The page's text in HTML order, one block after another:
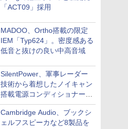
「ACT09」採用
MADOO、Ortho搭載の限定
IEM「Typ624」。密度感ある
低音と抜けの良い中高音域
SilentPower、軍事レーダー
技術から着想したノイキャン
搭載電源コンディショナー
「AC iPurifier2」
Cambridge Audio、ブックシ
ェルフスピーカなど8製品を